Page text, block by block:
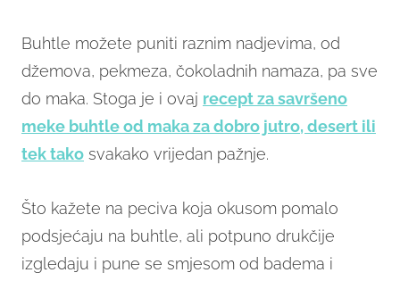
Buhtle možete puniti raznim nadjevima, od
džemova, pekmeza, čokoladnih namaza, pa sve
do maka. Stoga je i ovaj recept za savršeno
meke buhtle od maka za dobro jutro, desert ili
tek tako svakako vrijedan pažnje.
Što kažete na peciva koja okusom pomalo
podsjećaju na buhtle, ali potpuno drukčije
izgledaju i pune se smjesom od badema i